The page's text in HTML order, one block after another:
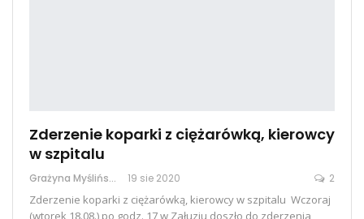
Zderzenie koparki z ciężarówką, kierowcy
w szpitalu
Grażyna Myślińska 19 sie 2020 2
Zderzenie koparki z ciężarówką, kierowcy w szpitalu Wczoraj
(wtorek 18.08.) po godz. 17 w Załuziu doszło do zderzenia